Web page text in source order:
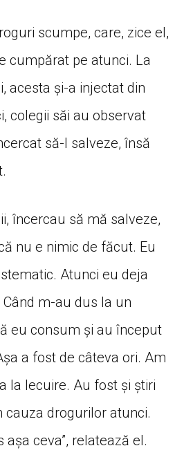
scumpe, care, zice el,
cumpărat pe atunci. La
acesta și-a injectat din
colegii săi au observat
să-l salveze, însă
încercau să mă salveze,
nu e nimic de făcut. Eu
Atunci eu deja
m-au dus la un
eu consum și au început
a fost de câteva ori. Am
la lecuire. Au fost și știri
cauza drogurilor atunci.
ceva”, relatează el.